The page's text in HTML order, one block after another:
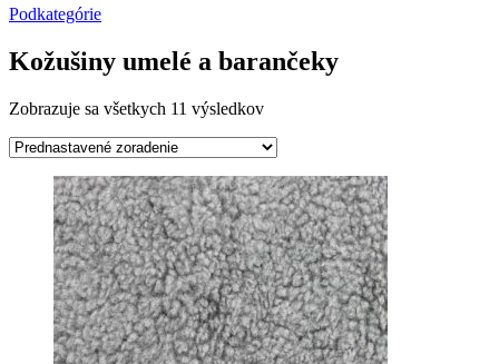
Podkategórie
Kožušiny umelé a barančeky
Zobrazuje sa všetkych 11 výsledkov